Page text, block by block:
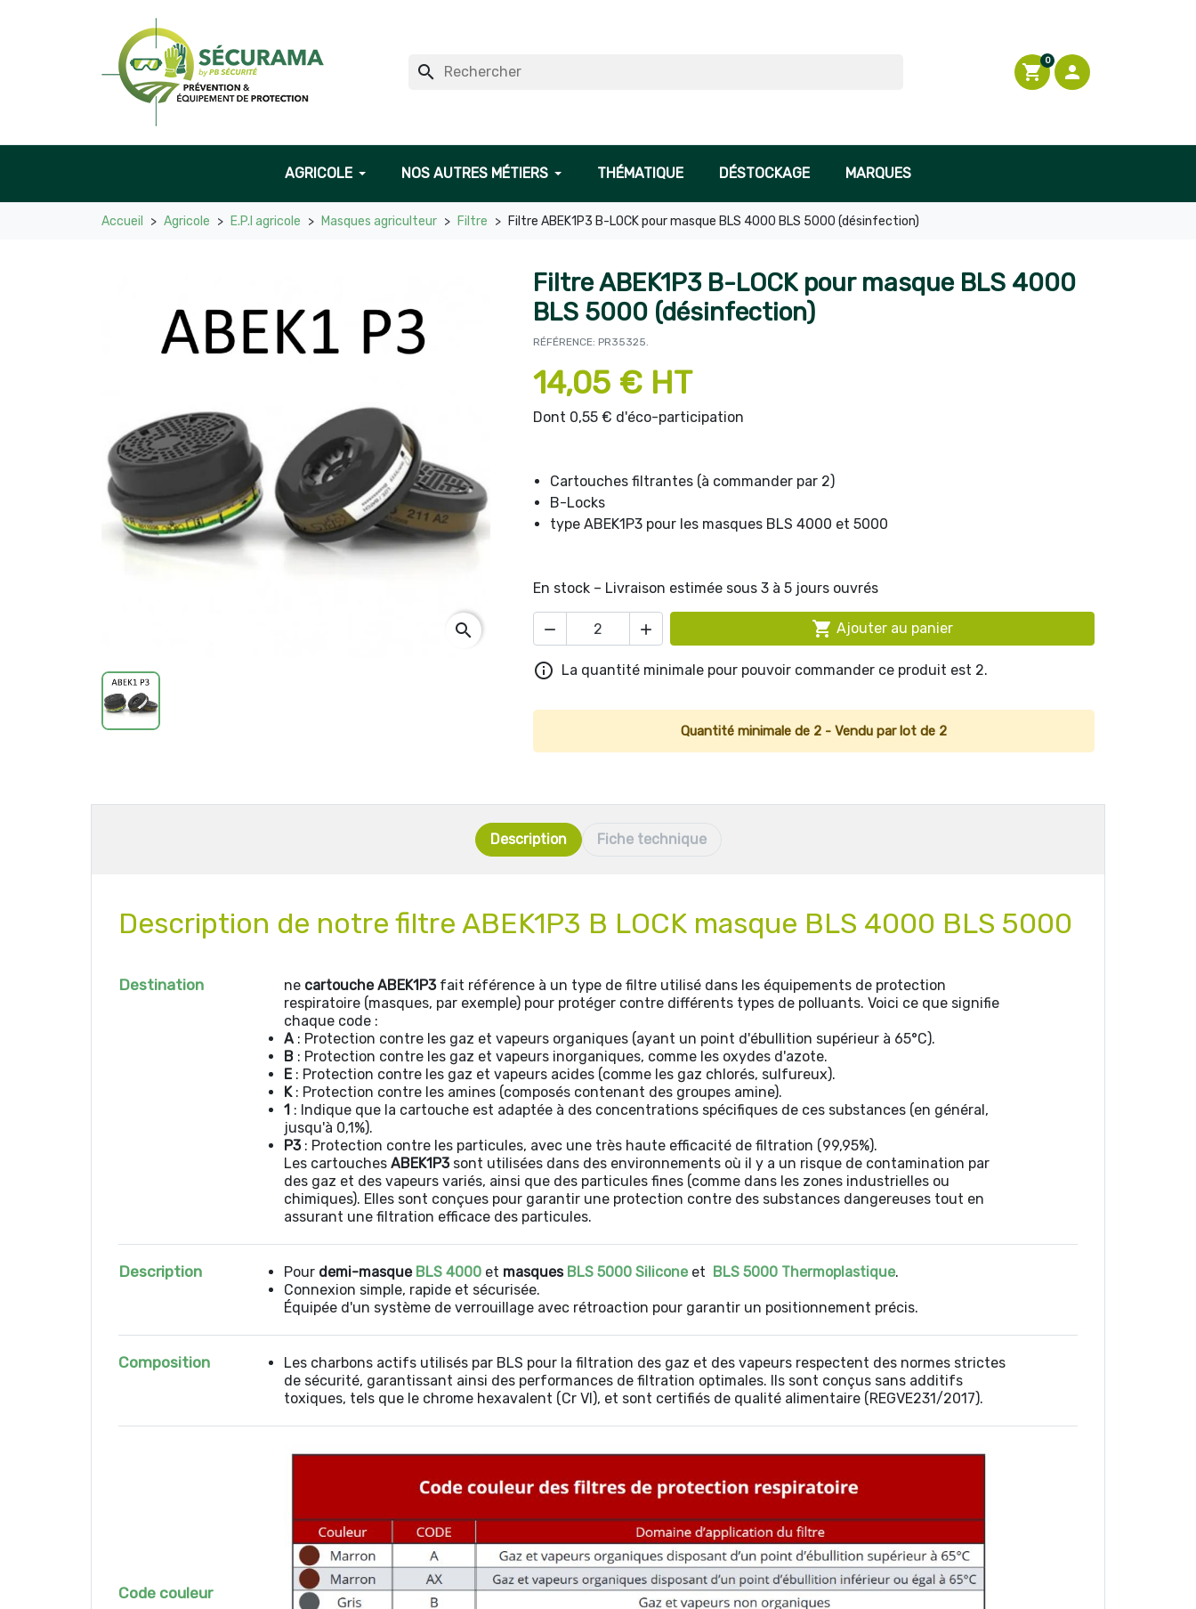
search shopping_cart
0

Connexion
AGRICOLE NOS AUTRES MÉTIERS THÉMATIQUE DÉSTOCKAGE MARQUES
Accueil Agricole E.P.I agricole Masques agriculteur Filtre Filtre ABEK1P3 B-LOCK pour masque BLS 4000 BLS 5000 (désinfection)
search
Filtre ABEK1P3 B-LOCK pour masque BLS 4000
BLS 5000 (désinfection)
RÉFÉRENCE: PR35325.
14,05 € HT
Dont 0,55 € d'éco-participation
Cartouches filtrantes (à commander par 2)
B-Locks
type ABEK1P3 pour les masques BLS 4000 et 5000
En stock – Livraison estimée sous 3 à 5 jours ouvrés
   Ajouter au panier
 La quantité minimale pour pouvoir commander ce produit est 2.
Quantité minimale de 2 - Vendu par lot de 2
Description Fiche technique
Description de notre filtre ABEK1P3 B LOCK masque BLS 4000 BLS 5000
Destination ne cartouche ABEK1P3fait référence à un type de filtre utilisé dans les équipements de protection
respiratoire (masques, par exemple) pour protéger contre différents types de polluants. Voici ce que signifie
chaque code :
A : Protection contre les gaz et vapeurs organiques (ayant un point d'ébullition supérieur à 65°C).
B : Protection contre les gaz et vapeurs inorganiques, comme les oxydes d'azote.
E : Protection contre les gaz et vapeurs acides (comme les gaz chlorés, sulfureux).
K: Protection contre les amines (composés contenant des groupes amine).
1 : Indique que la cartouche est adaptée à des concentrations spécifiques de ces substances (en général,
jusqu'à 0,1%).
P3: Protection contre les particules, avec une très haute efficacité de filtration (99,95%).
Les cartouches ABEK1P3sont utilisées dans des environnements où il y a un risque de contamination par
des gaz et des vapeurs variés, ainsi que des particules fines (comme dans les zones industrielles ou
chimiques). Elles sont conçues pour garantir une protection contre des substances dangereuses tout en
assurant une filtration efficace des particules.
Description Pour demi-masque BLS 4000 et masques BLS 5000 Silicone et BLS 5000 Thermoplastique.
Connexion simple, rapide et sécurisée.
Équipée d'un système de verrouillage avec rétroaction pour garantir un positionnement précis.
Composition
Les charbons actifs utilisés par BLS pour la filtration des gaz et des vapeurs respectent des normes strictes
de sécurité, garantissant ainsi des performances de filtration optimales. Ils sont conçus sans additifs
toxiques, tels que le chrome hexavalent (Cr VI), et sont certifiés de qualité alimentaire (REGVE231/2017).
Code couleur